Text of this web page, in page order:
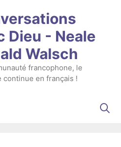
Dieu - Neale
Walsch
francophone, le
continue en français !